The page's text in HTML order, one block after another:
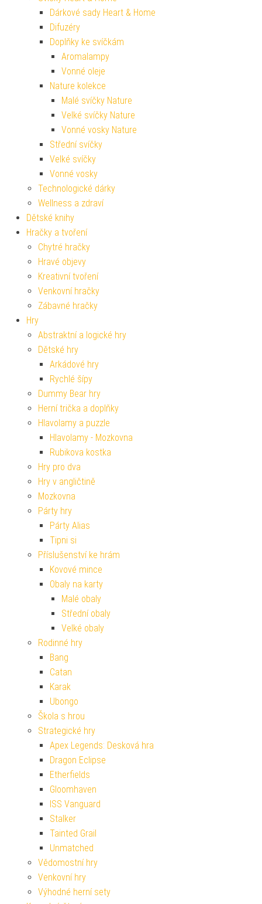
Dárkové sady Heart & Home
Difuzéry
Doplňky ke svíčkám
Aromalampy
Vonné oleje
Nature kolekce
Malé svíčky Nature
Velké svíčky Nature
Vonné vosky Nature
Střední svíčky
Velké svíčky
Vonné vosky
Technologické dárky
Wellness a zdraví
Dětské knihy
Hračky a tvoření
Chytré hračky
Hravé objevy
Kreativní tvoření
Venkovní hračky
Zábavné hračky
Hry
Abstraktní a logické hry
Dětské hry
Arkádové hry
Rychlé šípy
Dummy Bear hry
Herní trička a doplňky
Hlavolamy a puzzle
Hlavolamy - Mozkovna
Rubikova kostka
Hry pro dva
Hry v angličtině
Mozkovna
Párty hry
Párty Alias
Tipni si
Příslušenství ke hrám
Kovové mince
Obaly na karty
Malé obaly
Střední obaly
Velké obaly
Rodinné hry
Bang
Catan
Karak
Ubongo
Škola s hrou
Strategické hry
Apex Legends: Desková hra
Dragon Eclipse
Etherfields
Gloomhaven
ISS Vanguard
Stalker
Tainted Grail
Unmatched
Vědomostní hry
Venkovní hry
Výhodné herní sety